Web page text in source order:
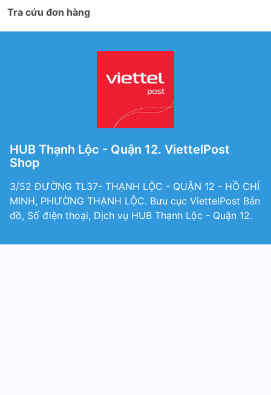
Tra cứu đơn hàng
HUB Thạnh Lộc - Quận 12. ViettelPost
Shop
3/52 ĐƯỜNG TL37- THẠNH LỘC - QUẬN 12 - HỒ CHÍ
MINH, PHƯỜNG THẠNH LỘC. Bưu cục ViettelPost Bản
đồ, Số điện thoại, Dịch vụ HUB Thạnh Lộc - Quận 12.